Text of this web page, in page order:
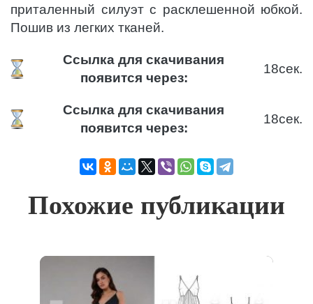
приталенный силуэт с расклешенной юбкой.
Пошив из легких тканей.
Ссылка для скачивания
появится через:
18сек.
Ссылка для скачивания
появится через:
18сек.
Похожие публикации